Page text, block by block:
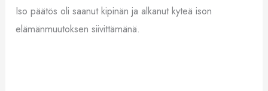
Iso päätös oli saanut kipinän ja alkanut kyteä ison
elämänmuutoksen siivittämänä.